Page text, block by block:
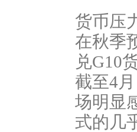
货币压
在秋季
兑G10
截至4
场明显
式的几